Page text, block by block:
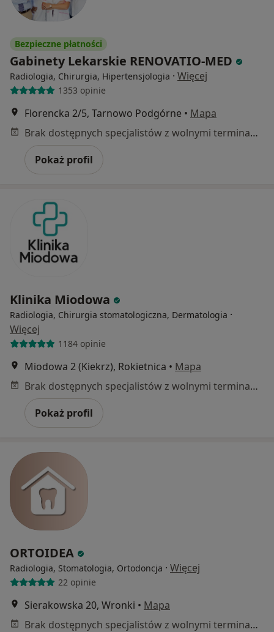
Bezpieczne płatności
Gabinety Lekarskie RENOVATIO-MED
Radiologia, Chirurgia, Hipertensjologia · Więcej
1353 opinie
Florencka 2/5, Tarnowo Podgórne • Mapa
Brak dostępnych specjalistów z wolnymi terminami w tym centrum medycznym.
Pokaż profil
Klinika Miodowa
Radiologia, Chirurgia stomatologiczna, Dermatologia ·
Więcej
1184 opinie
Miodowa 2 (Kiekrz), Rokietnica • Mapa
Brak dostępnych specjalistów z wolnymi terminami w tym centrum medycznym.
Pokaż profil
ORTOIDEA
Radiologia, Stomatologia, Ortodoncja · Więcej
22 opinie
Sierakowska 20, Wronki • Mapa
Brak dostępnych specjalistów z wolnymi terminami w tym centrum medycznym.